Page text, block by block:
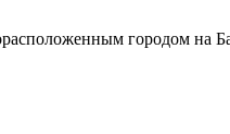
городом на